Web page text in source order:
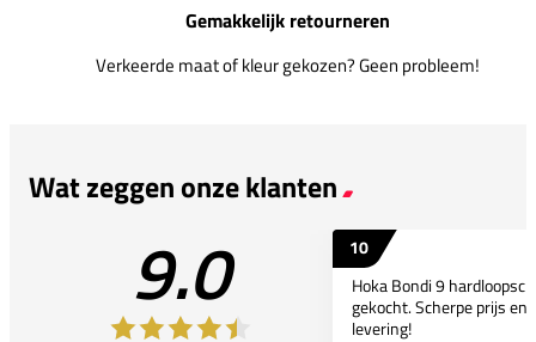
Gemakkelijk retourneren
Verkeerde maat of kleur gekozen? Geen probleem!
Wat zeggen onze klanten
9.0
10
Hoka Bondi 9
gekocht. Scherpe prijs en
levering!